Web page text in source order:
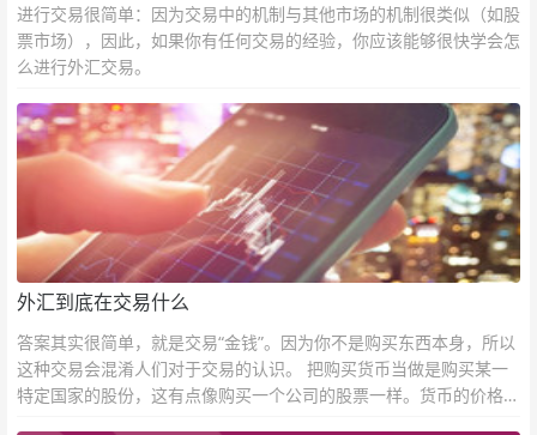
进行交易很简单：因为交易中的机制与其他市场的机制很类似（如股
票市场），因此，如果你有任何交易的经验，你应该能够很快学会怎
么进行外汇交易。
外汇到底在交易什么
答案其实很简单，就是交易“金钱”。因为你不是购买东西本身，所以
这种交易会混淆人们对于交易的认识。 把购买货币当做是购买某一
特定国家的股份，这有点像购买一个公司的股票一样。货币的价格直